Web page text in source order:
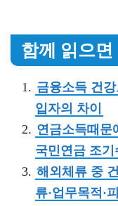
함께 읽으면
금융소득 건
입자의 차이
연금소득때문
국민연금 조
해외체류 중
류·업무목적·